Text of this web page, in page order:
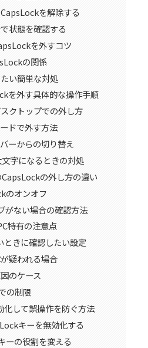
を解除する
状態を確認する
を外すコツ
の関係
い簡単な対処
を外す具体的な操作手順
クトップでの外し方
ドで外す方法
ーからの切り替え
字になるときの対処
の外し方の違い
のオンオフ
がない場合の確認方法
特有の注意点
きに確認したい設定
疑われる場合
のケース
の制限
して誤操作を防ぐ方法
キーを無効化する
ーの役割を変える